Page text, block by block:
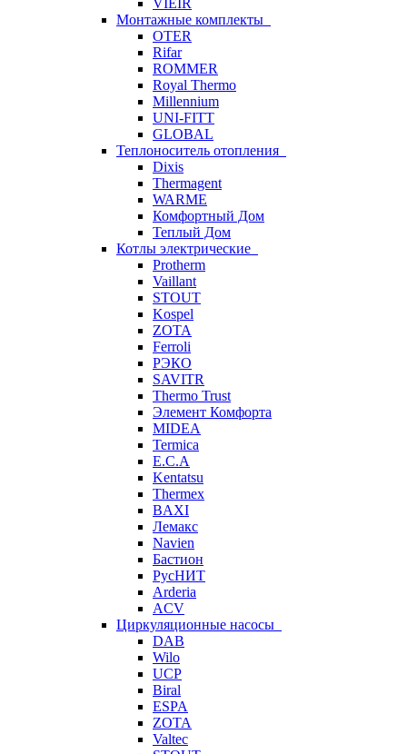
VIEIR
Монтажные комплекты
OTER
Rifar
ROMMER
Royal Thermo
Millennium
UNI-FITT
GLOBAL
Теплоноситель отопления
Dixis
Thermagent
WARME
Комфортный Дом
Теплый Дом
Котлы электрические
Protherm
Vaillant
STOUT
Kospel
ZOTA
Ferroli
РЭКО
SAVITR
Thermo Trust
Элемент Комфорта
MIDEA
Termica
E.C.A
Kentatsu
Thermex
BAXI
Лемакс
Navien
Бастион
РусНИТ
Arderia
ACV
Циркуляционные насосы
DAB
Wilo
UCP
Biral
ESPA
ZOTA
Valtec